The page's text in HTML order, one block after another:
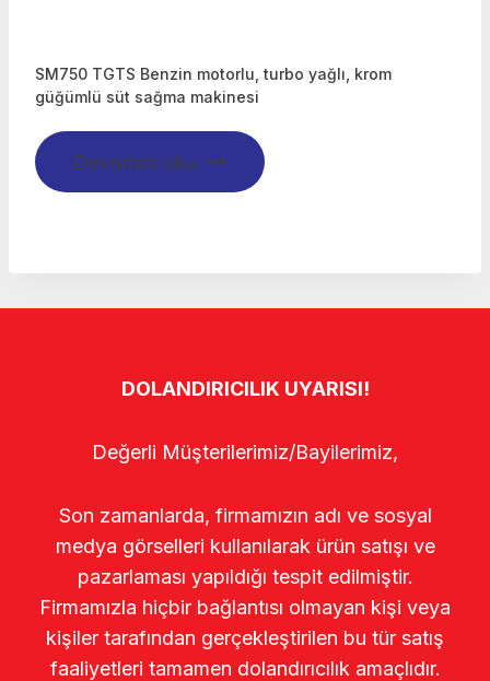
SM750 TGTS Benzin motorlu, turbo yağlı, krom
güğümlü süt sağma makinesi
Devamını oku
DOLANDIRICILIK UYARISI!
Değerli Müşterilerimiz/Bayilerimiz,
Son zamanlarda, firmamızın adı ve sosyal
medya görselleri kullanılarak ürün satışı ve
pazarlaması yapıldığı tespit edilmiştir.
Firmamızla hiçbir bağlantısı olmayan kişi veya
kişiler tarafından gerçekleştirilen bu tür satış
faaliyetleri tamamen dolandırıcılık amaçlıdır.